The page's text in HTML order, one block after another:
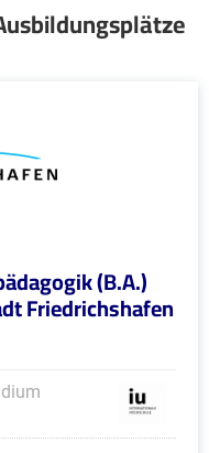
(B.A.)
Friedrichshafen